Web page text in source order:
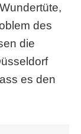
des
die
es den